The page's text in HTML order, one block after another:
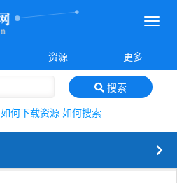
菜
资源 更多
搜索
如何下载资源 如何搜索